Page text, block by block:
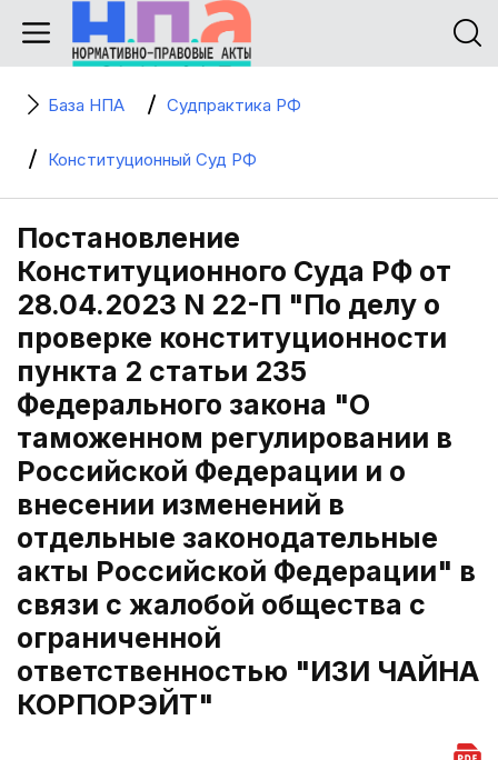
База НПА Судпрактика РФ
Конституционный Суд РФ
Постановление
Конституционного Суда РФ от
28.04.2023 N 22-П "По делу о
проверке конституционности
пункта 2 статьи 235
Федерального закона "О
таможенном регулировании в
Российской Федерации и о
внесении изменений в
отдельные законодательные
акты Российской Федерации" в
связи с жалобой общества с
ограниченной
ответственностью "ИЗИ ЧАЙНА
КОРПОРЭЙТ"